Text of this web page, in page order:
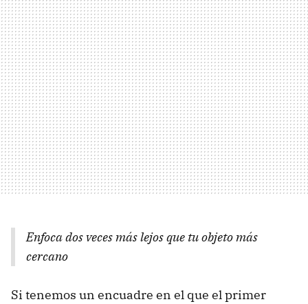
Enfoca dos veces más lejos que tu objeto más
cercano
Si tenemos un encuadre en el que el primer